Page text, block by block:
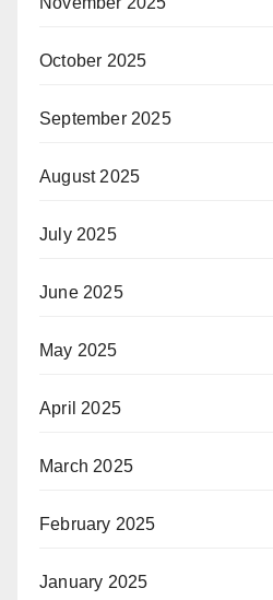
October 2025
September 2025
August 2025
July 2025
June 2025
May 2025
April 2025
March 2025
February 2025
January 2025